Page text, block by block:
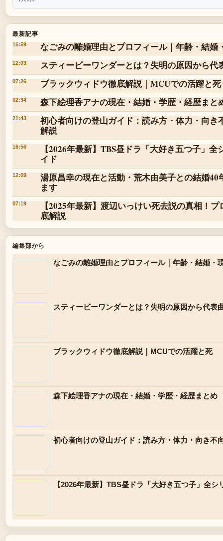
最新記事
16:59 なごみの離婚理由とプロフィール｜年齢・結婚
12:03 スティービーワンダーとは？失明の原因から代
07:26 ブラックウィドウ徹底解説｜MCUでの活躍と死
02:34 森下絵理香アナの現在・結婚・学歴・経歴まと
21:43
初心者向けの登山ガイド：読み方・体力・向
解説
16:56
【2026年最新】TBS昼ドラ「大好き五つ子」
イド
12:09
湯原昌幸の現在と活動・荒木由美子との結婚
ます
07:19
【2025年最新】渡辺いっけい死去説の真相！
底解説
編集部から
なごみの離婚理由とプロフィール｜年齢・結婚・
スティービーワンダーとは？失明の原因から代表
ブラックウィドウ徹底解説｜MCUでの活躍と死
森下絵理香アナの現在・結婚・学歴・経歴まとめ
初心者向けの登山ガイド：読み方・体力・向き不
【2026年最新】TBS昼ドラ「大好き五つ子」全